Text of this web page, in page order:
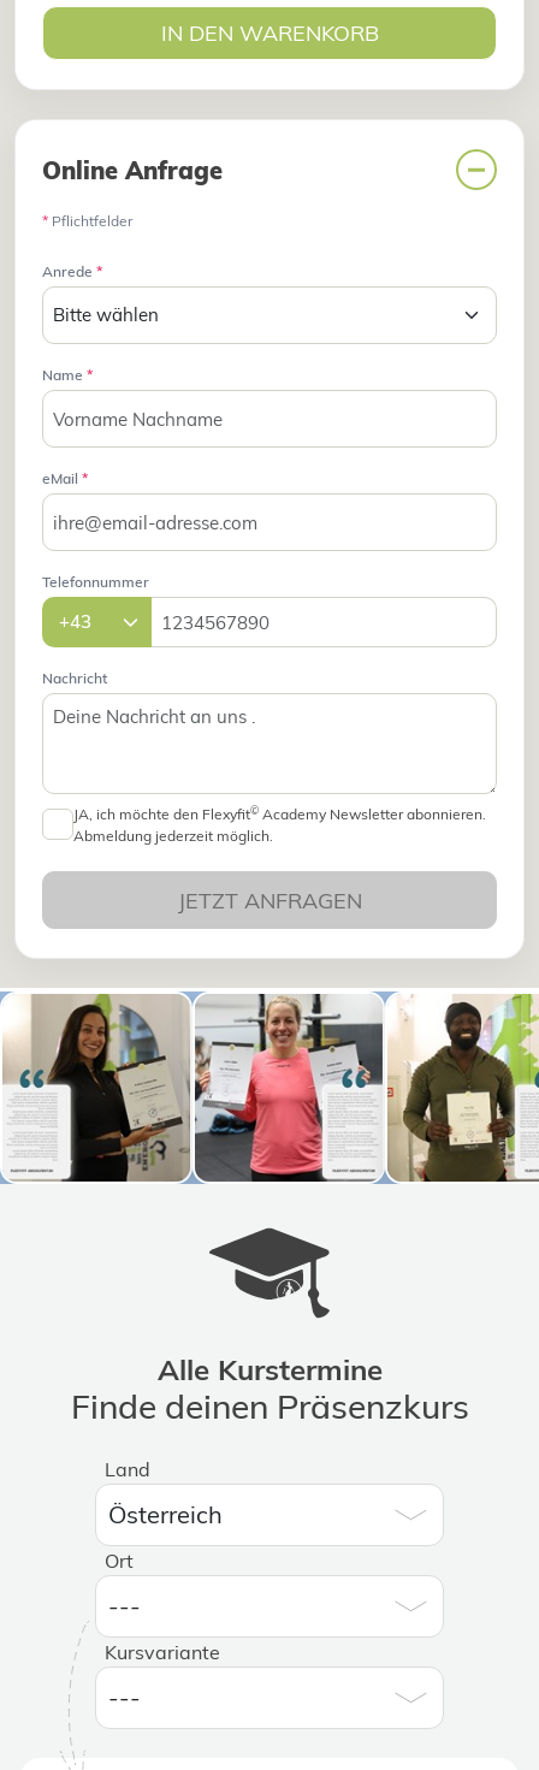
IN DEN WARENKORB
Online Anfrage
* Pflichtfelder
Anrede*
Name*
eMail*
Telefonnummer
Nachricht
JA, ich möchte den Flexyfit©Academy Newsletter abonnieren.
Abmeldung jederzeit möglich.
JETZT ANFRAGEN
Alle Kurstermine
Finde deinen Präsenzkurs
Land
Ort
Kursvariante